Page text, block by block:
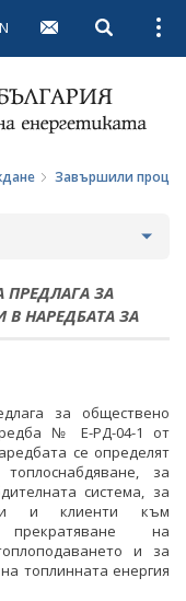
Open
Завършили
ПРЕДЛАГА ЗА
НАРЕДБАТА ЗА
за обществено
№ Е-РД-04-1 от
се определят
за
система, за
и клиенти към
на
и за
топлинната енергия